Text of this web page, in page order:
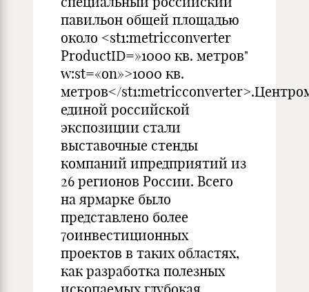
павильон общей площадью
около <st1:metricconverter
ProductID=»1000 кв. метров"
w:st=«on»>1000 кв.
метров</
единой российской
экспозиции стали
выставочные стенды
компаний ипредприятий из
26 регионов России. Всего
на ярмарке было
представлено более
70инвестиционных
проектов в таких областях,
как разработка полезных